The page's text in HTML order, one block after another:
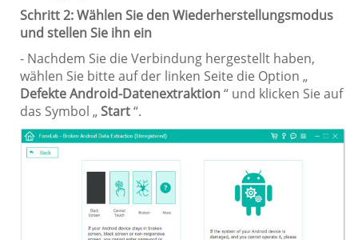
Schritt 2: Wählen Sie den Wiederherstellungsmodus
und stellen Sie ihn ein
- Nachdem Sie die Verbindung hergestellt haben,
wählen Sie bitte auf der linken Seite die Option „
Defekte Android-Datenextraktion“ und klicken Sie auf
das Symbol „Start“.